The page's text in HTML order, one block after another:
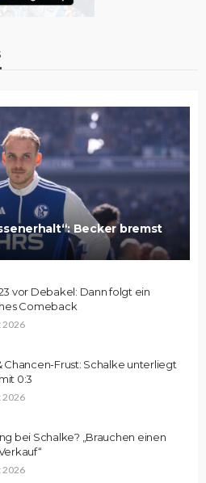
Becker bremst
vor Debakel: Dann folgt ein
Comeback
2026
Chancen-Frust: Schalke unterliegt
0:3
2026
bei Schalke? „Brauchen einen
2026